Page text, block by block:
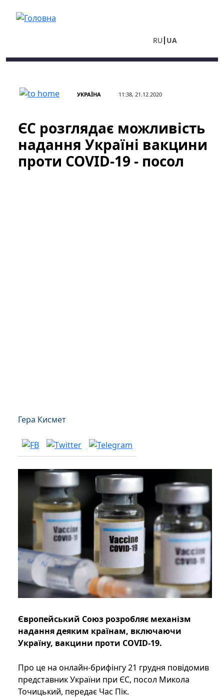
RU UA
УКРАЇНА 11:38, 21.12.2020
ЄС розглядає можливість
надання Україні вакцини
проти COVID-19 - посол
Гера Кисмет
Європейський Союз розробляє механізм
надання деяким країнам, включаючи
Україну, вакцини проти COVID-19.
Про це на онлайн-брифінгу 21 грудня повідомив
представник України при ЄС, посол Микола
Точицький, передає Час Пік.